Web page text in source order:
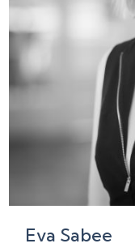
Eva Sabee